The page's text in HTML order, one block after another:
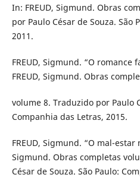
In: FREUD, Sigmund. Obras
por Paulo César de Souza. São
2011.
FREUD, Sigmund. “O
FREUD, Sigmund. Obras
volume 8. Traduzido por Paulo
Companhia das Letras, 2015.
FREUD, Sigmund. “O mal-estar
Sigmund. Obras completas
César de Souza. São Paulo: